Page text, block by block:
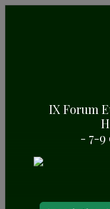
IX Forum
- 7-9